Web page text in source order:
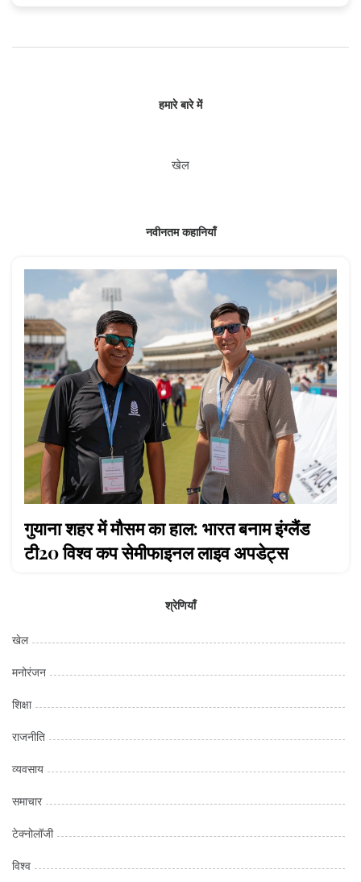
हमारे बारे में
खेल
नवीनतम कहानियाँ
गुयाना शहर में मौसम का हाल: भारत बनाम इंग्लैंड
टी20 विश्व कप सेमीफाइनल लाइव अपडेट्स
श्रेणियाँ
खेल
मनोरंजन
शिक्षा
राजनीति
व्यवसाय
समाचार
टेक्नोलॉजी
विश्व